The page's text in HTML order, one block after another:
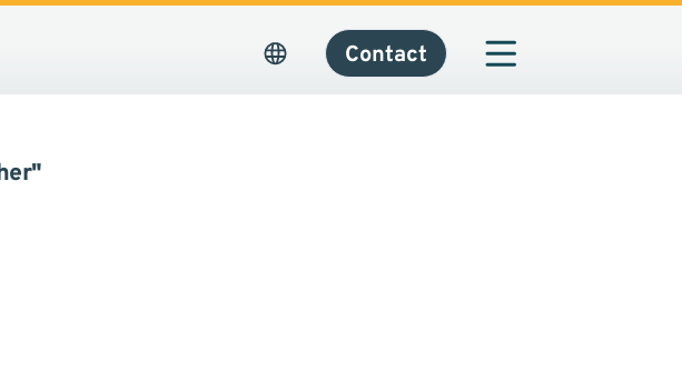
Contact